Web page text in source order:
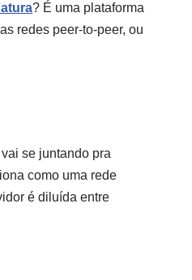
? É uma plataforma
redes peer-to-peer, ou
se juntando pra
como uma rede
é diluída entre